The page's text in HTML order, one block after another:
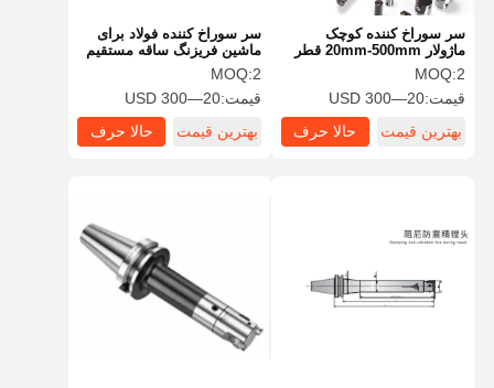
سر سوراخ کننده فولاد برای
ماشین فریزنگ ساقه مستقیم
کردن استاندارد
MOQ:2
قیمت:20—300 USD
بهترین قیمت
حالا حرف
سر سوراخ کننده کوچک
ماژولار 20mm-500mm قطر
سوراخ کننده سخت بودن بالا
MOQ:2
قیمت:20—300 USD
بهترین قیمت
حالا حرف